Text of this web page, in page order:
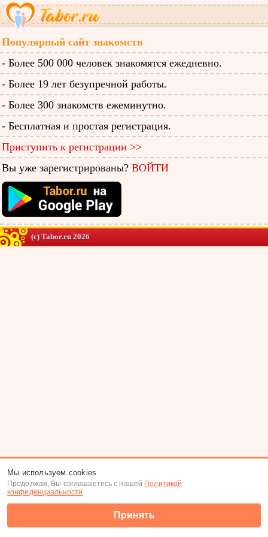
Популярный сайт знакомств
- Более 500 000 человек знакомятся ежедневно.
- Более 19 лет безупречной работы.
- Более 300 знакомств ежеминутно.
- Бесплатная и простая регистрация.
Приступить к регистрации >>
Вы уже зарегистрированы? ВОЙТИ
(c) Tabor.ru 2026
Мы используем cookies
Продолжая, Вы соглашаетесь с нашей Политикой
конфиденциальности.
Принять